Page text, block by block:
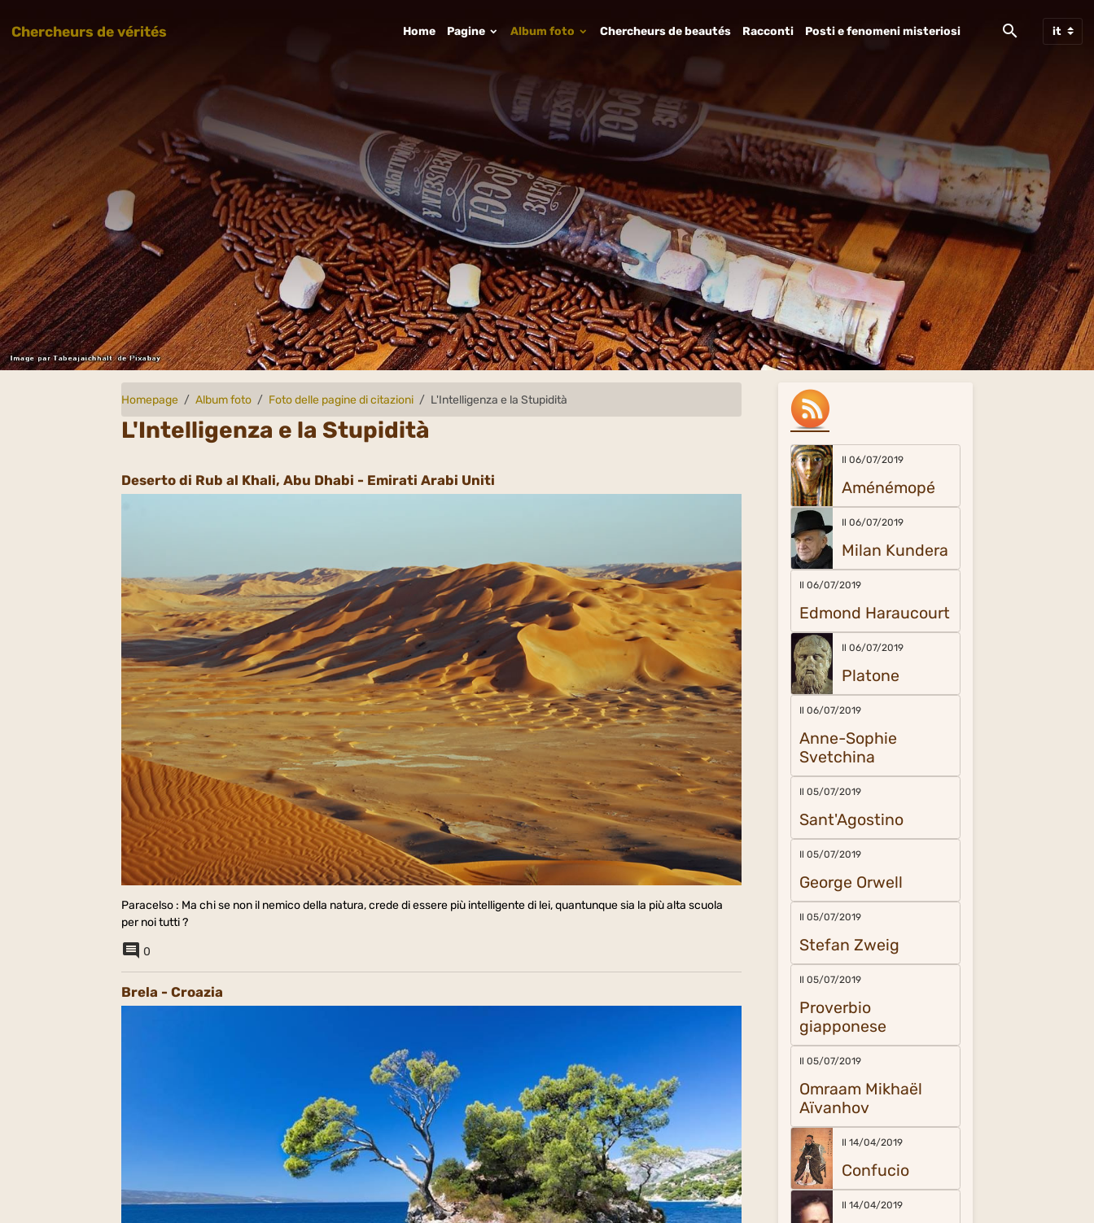
Chercheurs de vérités Home Pagine Album foto Chercheurs de beautés Racconti Posti e fenomeni misteriosi
Homepage Album foto Foto delle pagine di citazioni L'Intelligenza e la Stupidità
L'Intelligenza e la Stupidità
Deserto di Rub al Khali, Abu Dhabi - Emirati Arabi Uniti
Paracelso : Ma chi se non il nemico della natura, crede di essere più intelligente di lei, quantunque sia la più alta scuola
per noi tutti ?
0
Brela - Croazia
Il 06/07/2019
Aménémopé
Il 06/07/2019
Milan Kundera
Il 06/07/2019
Edmond Haraucourt
Il 06/07/2019
Platone
Il 06/07/2019
Anne-Sophie
Svetchina
Il 05/07/2019
Sant'Agostino
Il 05/07/2019
George Orwell
Il 05/07/2019
Stefan Zweig
Il 05/07/2019
Proverbio
giapponese
Il 05/07/2019
Omraam Mikhaël
Aïvanhov
Il 14/04/2019
Confucio
Il 14/04/2019